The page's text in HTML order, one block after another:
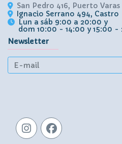
San Pedro 416, Puerto Varas
Ignacio Serrano 494, Castro
Lun a sáb 9:00 a 20:00 y
dom 10:00 - 14:00 y 15:00 -
Newsletter